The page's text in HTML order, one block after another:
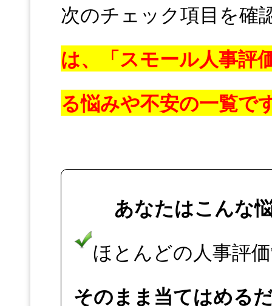
次のチェック項目を確
は、「スモール人事評
る悩みや不安の一覧で
あなたはこんな
ほとんどの人事評
そのまま当てはめる